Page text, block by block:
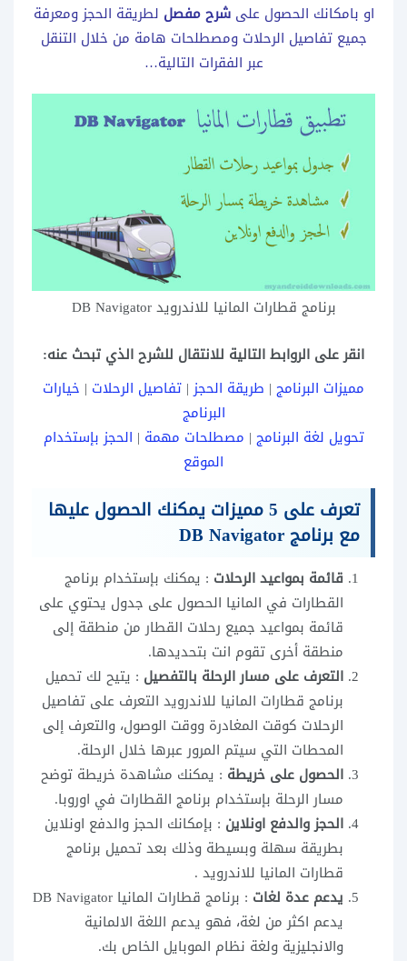
او بامكانك الحصول علىشرح مفصل لطريقة الحجز ومعرفة
جميع تفاصيل الرحلات ومصطلحات هامة من خلال التنقل
عبر الفقرات التالية…
برنامج قطارات المانيا للاندرويد DB Navigator
انقر على الروابط التالية للانتقال للشرح الذي تبحث عنه:
مميزات البرنامج | طريقة الحجز| تفاصيل الرحلات | خيارات
البرنامج
تحويل لغة البرنامج | مصطلحات مهمة | الحجز بإستخدام
الموقع
تعرف على 5 مميزات يمكنك الحصول عليها
مع برنامج DB Navigator
قائمة بمواعيد الرحلات : يمكنك بإستخدام برنامج
القطارات في المانيا الحصول على جدول يحتوي على
قائمة بمواعيد جميع رحلات القطار من منطقة إلى
منطقة أخرى تقوم انت بتحديدها.
التعرف على مسار الرحلة بالتفصيل : يتيح لك تحميل
برنامج قطارات المانيا للاندرويد التعرف على تفاصيل
الرحلات كوقت المغادرة ووقت الوصول، والتعرف إلى
المحطات التي سيتم المرور عبرها خلال الرحلة.
الحصول على خريطة : يمكنك مشاهدة خريطة توضح
مسار الرحلة بإستخدام برنامج القطارات في اوروبا.
الحجز والدفع اونلاين : بإمكانك الحجز والدفع اونلاين
بطريقة سهلة وبسيطة وذلك بعد تحميل برنامج
قطارات المانيا للاندرويد .
يدعم عدة لغات
: برنامج قطارات المانيا DB Navigator
يدعم اكثر من لغة، فهو يدعم اللغة الالمانية
والانجليزية ولغة نظام الموبايل الخاص بك.